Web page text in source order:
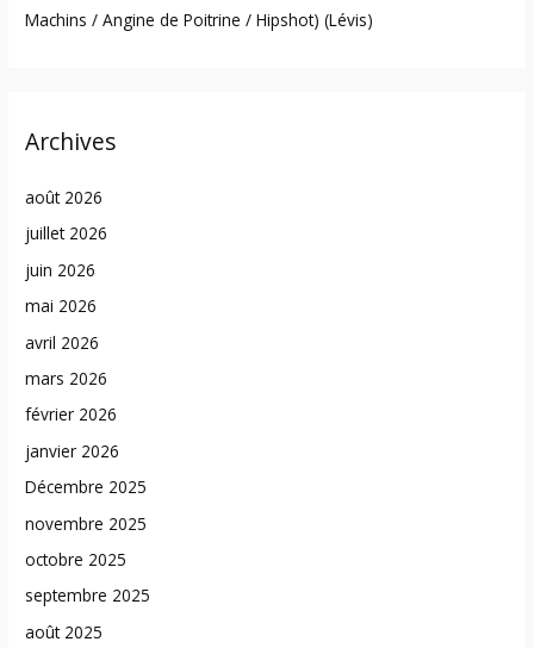
Machins / Angine de Poitrine / Hipshot) (Lévis)
Archives
août 2026
juillet 2026
juin 2026
mai 2026
avril 2026
mars 2026
février 2026
janvier 2026
Décembre 2025
novembre 2025
octobre 2025
septembre 2025
août 2025